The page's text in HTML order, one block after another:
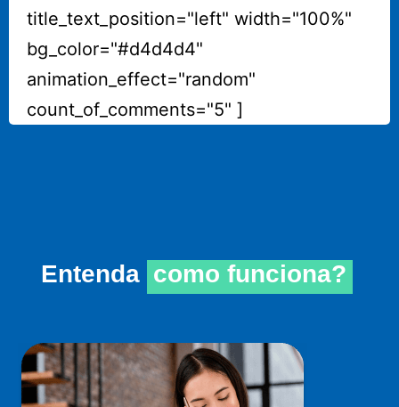
title_text_position="left" width="100%"
bg_color="#d4d4d4"
animation_effect="random"
count_of_comments="5" ]
Entenda como funciona?